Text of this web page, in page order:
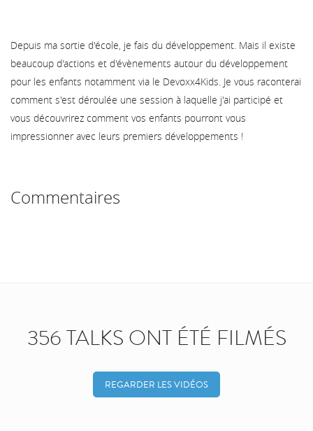
Depuis ma sortie d'école, je fais du développement. Mais il existe
beaucoup d'actions et d'évènements autour du développement
pour les enfants notamment via le Devoxx4Kids. Je vous raconterai
comment s'est déroulée une session à laquelle j'ai participé et
vous découvrirez comment vos enfants pourront vous
impressionner avec leurs premiers développements !
Commentaires
356 TALKS ONT ÉTÉ FILMÉS
REGARDER LES VIDÉOS